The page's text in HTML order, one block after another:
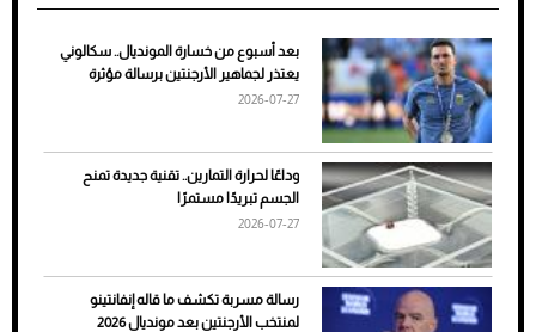
ضعف تبريد مكيف السيارة عند الوقوف.. أشهر
الأسباب والحلول
بعد أسبوع من خسارة المونديال.. سكالوني
يعتذر لجماهير الأرجنتين برسالة مؤثرة
2026-07-27
وداعًا لحرارة التمارين.. تقنية جديدة تمنح
الجسم تبريدًا مستمرًا
2026-07-27
رسالة مسربة تكشف ما قاله إنفانتينو
لمنتخب الأرجنتين بعد مونديال 2026